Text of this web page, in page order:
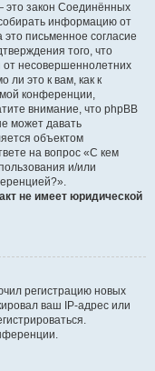
это закон Соединённых
информацию от
письменное согласие
того, что
несовершеннолетних
это к вам, как к
конференции,
внимание, что phpBB
может давать
объектом
на вопрос «С кем
и/или
не имеет юридической
регистрацию новых
ваш IP-адрес или